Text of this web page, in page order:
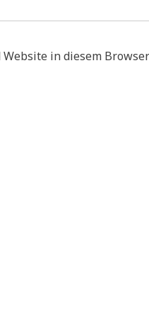
Website in diesem